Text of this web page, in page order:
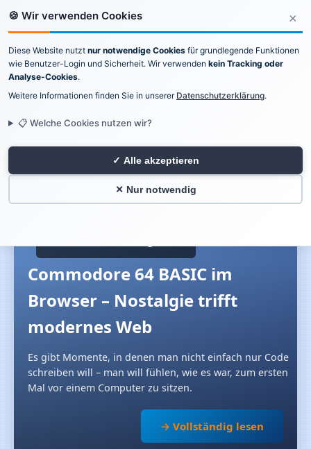
Katschmarz Software
Professionelle
Softwareentwicklung
📅 10.02.2026👤 Mathias⏱️ 31 Min
Commodore 64 BASIC im
Browser – Nostalgie trifft
modernes Web
Es gibt Momente, in denen man nicht einfach nur Code
schreiben will – man will fühlen, wie es war, zum ersten
Mal vor einem Computer zu sitzen.
→ Vollständig lesen
🍪 Wir verwenden Cookies
Diese Website nutzt nur notwendige Cookies für grundlegende Funktionen
wie Benutzer-Login und Sicherheit. Wir verwenden kein Tracking oder
Analyse-Cookies.
Weitere Informationen finden Sie in unserer Datenschutzerklärung.
📋 Welche Cookies nutzen wir?
✕ Nur notwendig
✓ Alle akzeptieren
×